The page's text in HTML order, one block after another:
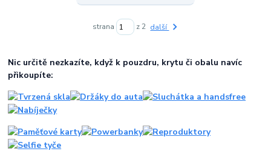
strana z 2 další
Nic určitě nezkazíte, když k pouzdru, krytu či obalu navíc
přikoupíte: